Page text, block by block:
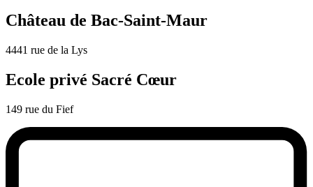
Château de Bac-Saint-Maur
4441 rue de la Lys
Ecole privé Sacré Cœur
149 rue du Fief